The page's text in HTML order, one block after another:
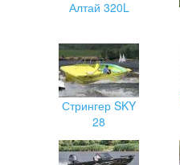
Алтай 320L
Стрингер SKY
28